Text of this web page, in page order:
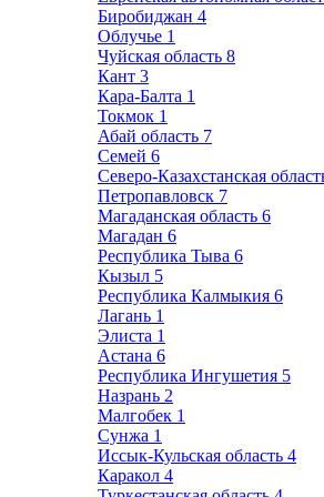
Биробиджан 4
Облучье 1
Чуйская область 8
Кант 3
Кара-Балта 1
Токмок 1
Абай область 7
Семей 6
Северо-Казахстанская
Петропавловск 7
Магаданская область 6
Магадан 6
Республика Тыва 6
Кызыл 5
Республика Калмыкия 6
Лагань 1
Элиста 1
Астана 6
Республика Ингушетия 5
Назрань 2
Малгобек 1
Сунжа 1
Иссык-Кульская область 4
Каракол 4